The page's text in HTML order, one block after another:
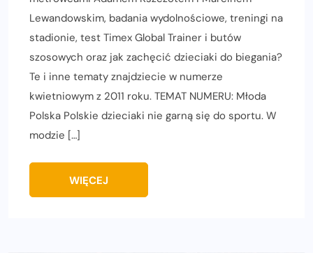
Lewandowskim, badania wydolnościowe, treningi na
stadionie, test Timex Global Trainer i butów
szosowych oraz jak zachęcić dzieciaki do biegania?
Te i inne tematy znajdziecie w numerze
kwietniowym z 2011 roku. TEMAT NUMERU: Młoda
Polska Polskie dzieciaki nie garną się do sportu. W
modzie […]
WIĘCEJ